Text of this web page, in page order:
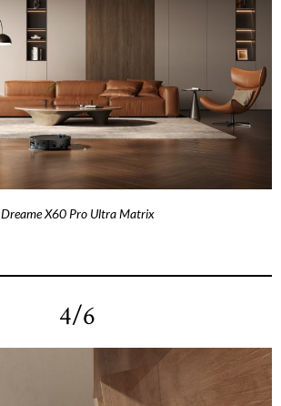
Dreame X60 Pro Ultra Matrix
4/6